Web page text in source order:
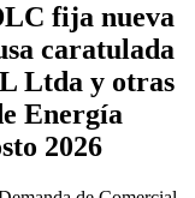
fija nueva
caratulada
Ltda y otras
Energía
2026